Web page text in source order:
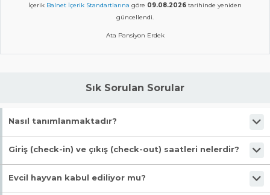
İçerik Balnet İçerik Standartlarına göre 09.08.2026 tarihinde yeniden
güncellendi.
Ata Pansiyon Erdek
Sık Sorulan Sorular
Nasıl tanımlanmaktadır?
Tesis Pansiyon statüsündedir. Öne çıkan özellikleri "Alkolsüz, Denize
Giriş (check-in) ve çıkış (check-out) saatleri nelerdir?
Giriş en erken 11:00, çıkış en geç 14:00 saatindedir.
Evcil hayvan kabul ediliyor mu?